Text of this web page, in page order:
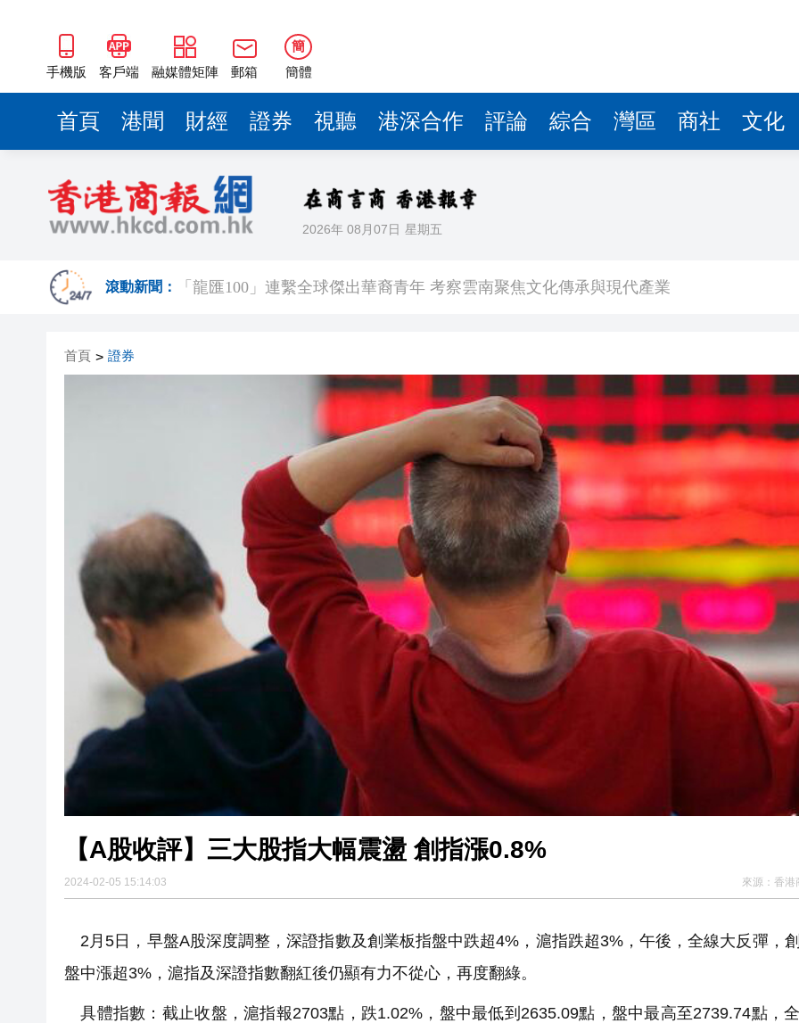
手機版 客戶端 融媒體矩陣 郵箱
簡
簡體
首頁 港聞 財經 證券 視聽 港深合作 評論 綜合 灣區 商社 文化
2026年 08月07日 星期五
滾動新聞：
「龍匯100」連繫全球傑出華裔青年 考察雲南聚焦文化傳承與現代產業
「構建照顧者友善職場與企業未來」研討會2026
國家稅務總局：對境外保險收益徵稅並非新政策 無需過度解讀
本港截至7月底外匯儲備資產增至4478億美元
有片丨泰國校園槍擊案致7死15傷 槍手為初中生 在教室飲彈身亡
首頁 > 證券
【A股收評】三大股指大幅震盪 創指漲0.8%
2024-02-05 15:14:03 來源： 香港
2月5日，早盤A股深度調整，深證指數及創業板指盤中跌超4%，滬指跌超3%，午後，全線大反彈，
盤中漲超3%，滬指及深證指數翻紅後仍顯有力不從心，再度翻綠。
具體指數：截止收盤，滬指報2703點，跌1.02%，盤中最低到2635.09點，盤中最高至2739.74點，